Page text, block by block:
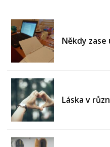
Někdy zase
Láska v